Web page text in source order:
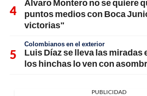
Álvaro Montero no se quiere
puntos medios con Boca
victorias"
Colombianos en el exterior
Luis Díaz se lleva las miradas
los hinchas lo ven con
PUBLICIDAD